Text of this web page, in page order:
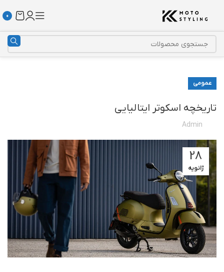
0
عمومی
تاریخچه اسکوتر ایتالیایی
Admin
28
ژانویه